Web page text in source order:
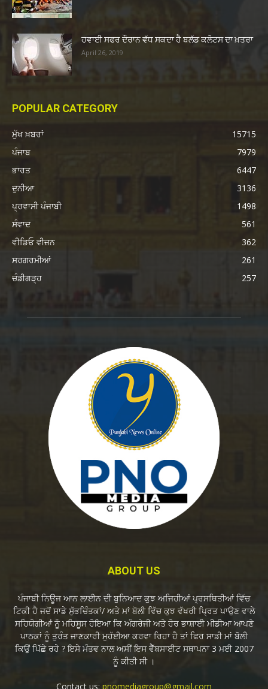
ਹਵਾਈ ਸਫਰ ਦੌਰਾਨ ਵੱਧ ਸਕਦਾ ਹੈ ਬਲੱਡ ਕਲੋਟਸ ਦਾ ਖ਼ਤਰਾ
April 26, 2019
POPULAR CATEGORY
ਮੁੱਖ ਖ਼ਬਰਾਂ
15715
ਪੰਜਾਬ
7979
ਭਾਰਤ
6447
ਦੁਨੀਆ
3136
ਪ੍ਰਵਾਸੀ ਪੰਜਾਬੀ
1498
ਸੰਵਾਦ
561
ਵੀਡਿਓ ਵੀਜ਼ਨ
362
ਸਰਗਰਮੀਆਂ
261
ਚੰਡੀਗੜ੍ਹ
257
ABOUT US
ਪੰਜਾਬੀ ਨਿਊਜ ਆਨ ਲਾਈਨ ਦੀ ਬੁਨਿਆਦ ਕੁਝ ਅਜਿਹੀਆਂ ਪ੍ਰਸਥਿਤੀਆਂ ਵਿੱਚ
ਟਿਕੀ ਹੈ ਜਦੋਂ ਸਾਡੇ ਸੁੱਭਚਿੰਤਕਾਂ/ ਅਤੇ ਮਾਂ ਬੋਲੀ ਵਿੱਚ ਕੁਝ ਵੱਖਰੀ ਪ੍ਰਿਤ ਪਾਉਣ ਵਾਲੇ
ਸਹਿਯੋਗੀਆਂ ਨੂੰ ਮਹਿਸੂਸ ਹੋਇਆ ਕਿ ਅੰਗਰੇਜੀ ਅਤੇ ਹੋਰ ਭਾਸ਼ਾਈ ਮੀਡੀਆ ਆਪਣੇ
ਪਾਠਕਾਂ ਨੂੰ ਤੁਰੰਤ ਜਾਣਕਾਰੀ ਮੁਹੱਈਆ ਕਰਵਾ ਰਿਹਾ ਹੈ ਤਾਂ ਫਿਰ ਸਾਡੀ ਮਾਂ ਬੋਲੀ
ਕਿਉਂ ਪਿੱਛੇ ਰਹੇ ? ਇਸੇ ਮੰਤਵ ਨਾਲ ਅਸੀਂ ਇਸ ਵੈੱਬਸਾਈਟ ਸਥਾਪਨਾ 3 ਮਈ 2007
ਨੂੰ ਕੀਤੀ ਸੀ ।
Contact us: pnomediagroup@gmail.com